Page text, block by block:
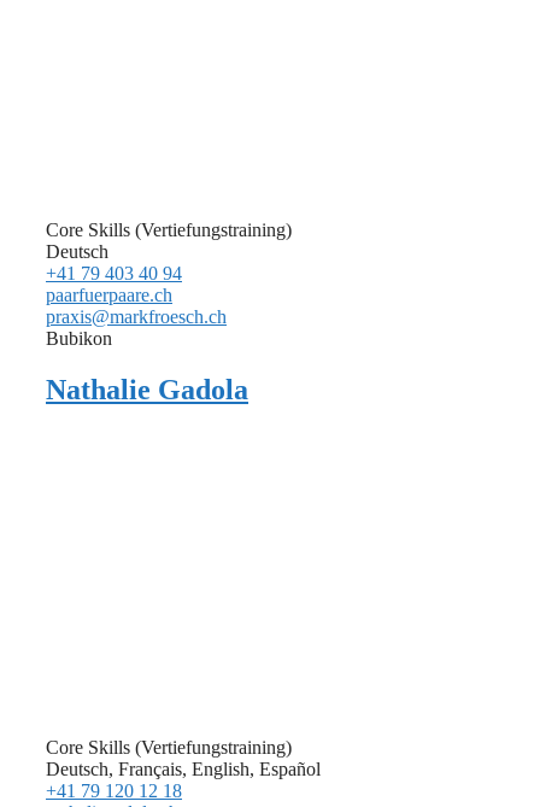
Core Skills (Vertiefungstraining)
Deutsch
+41 79 403 40 94
paarfuerpaare.ch
praxis@markfroesch.ch
Bubikon
Nathalie Gadola
Core Skills (Vertiefungstraining)
Deutsch, Français, English, Español
+41 79 120 12 18